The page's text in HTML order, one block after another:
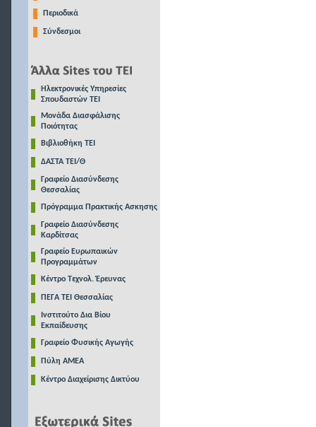
Περιοδικά
Σύνδεσμοι
Ηλεκτρονικές Υπηρεσίες
Σπουδαστών ΤΕΙ
Μονάδα Διασφάλισης
Ποιότητας
Βιβλιοθήκη ΤΕΙ
ΔΑΣΤΑ ΤΕΙ/Θ
Γραφείο Διασύνδεσης
Θεσσαλίας
Πρόγραμμα Πρακτικής Ασκησης
Γραφείο Διασύνδεσης
Καρδίτσας
Γραφείο Ευρωπαικών
Προγραμμάτων
Κέντρο Τεχνολ. Έρευνας
ΠΕΓΑ ΤΕΙ Θεσσαλίας
Ινστιτούτο Δια Βίου
Εκπαίδευσης
Γραφείο Φυσικής Αγωγής
Πύλη ΑΜΕΑ
Κέντρο Διαχείρισης Δικτύου